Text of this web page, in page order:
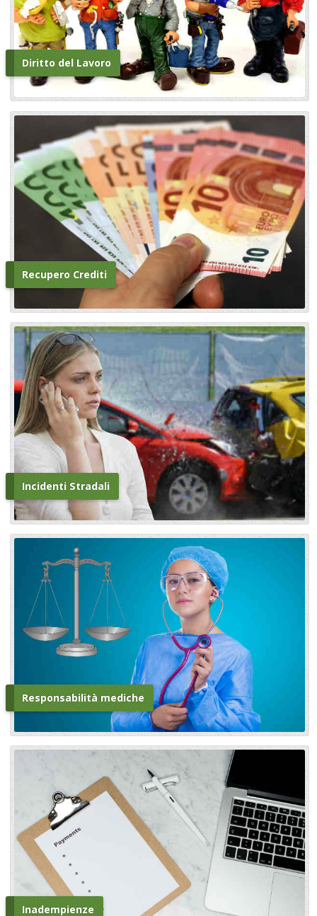
Diritto del Lavoro
Recupero Crediti
Incidenti Stradali
Responsabilità mediche
Inadempienze